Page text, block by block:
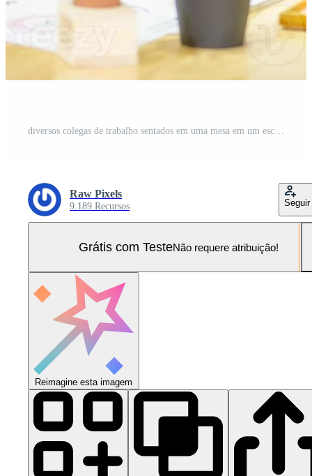
diversos colegas de trabalho sentados em uma mesa em um escritório moderno conversando em um computador. Foto Pro
Raw Pixels
9.189 Recursos Seguir
Grátis com TesteNão requere atribuição!
Reimagine esta imagem